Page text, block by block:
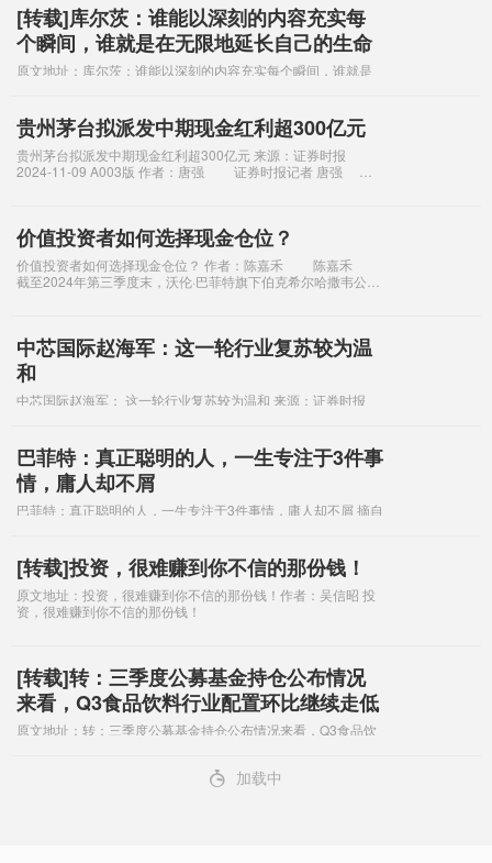
[转载]库尔茨：谁能以深刻的内容充实每
个瞬间，谁就是在无限地延长自己的生命
原文地址：库尔茨：谁能以深刻的内容充实每个瞬间，谁就是
尔茨
贵州茅台拟派发中期现金红利超300亿元
贵州茅台拟派发中期现金红利超300亿元 来源：证券时报
2024-11-09 A003版 作者：唐强 证券时报记者 唐强
价值投资者如何选择现金仓位？
价值投资者如何选择现金仓位？ 作者：陈嘉禾 陈嘉禾
截至2024年第三季度末，沃伦·巴菲特旗下伯克希尔哈撒韦公司
中芯国际赵海军：这一轮行业复苏较为温
和
中芯国际赵海军： 这一轮行业复苏较为温和 来源：证券时报
巴菲特：真正聪明的人，一生专注于3件事
情，庸人却不屑
巴菲特：真正聪明的人，一生专注于3件事情，庸人却不屑 摘自
探寻这三个关键要素，看看巴
[转载]投资，很难赚到你不信的那份钱！
原文地址：投资，很难赚到你不信的那份钱！作者：吴信昭 投
资，很难赚到你不信的那份钱！
[转载]转：三季度公募基金持仓公布情况
来看，Q3食品饮料行业配置环比继续走低
原文地址：转：三季度公募基金持仓公布情况来看，Q3食品饮
整体板块配置比例9.01%，环比变4 加载中